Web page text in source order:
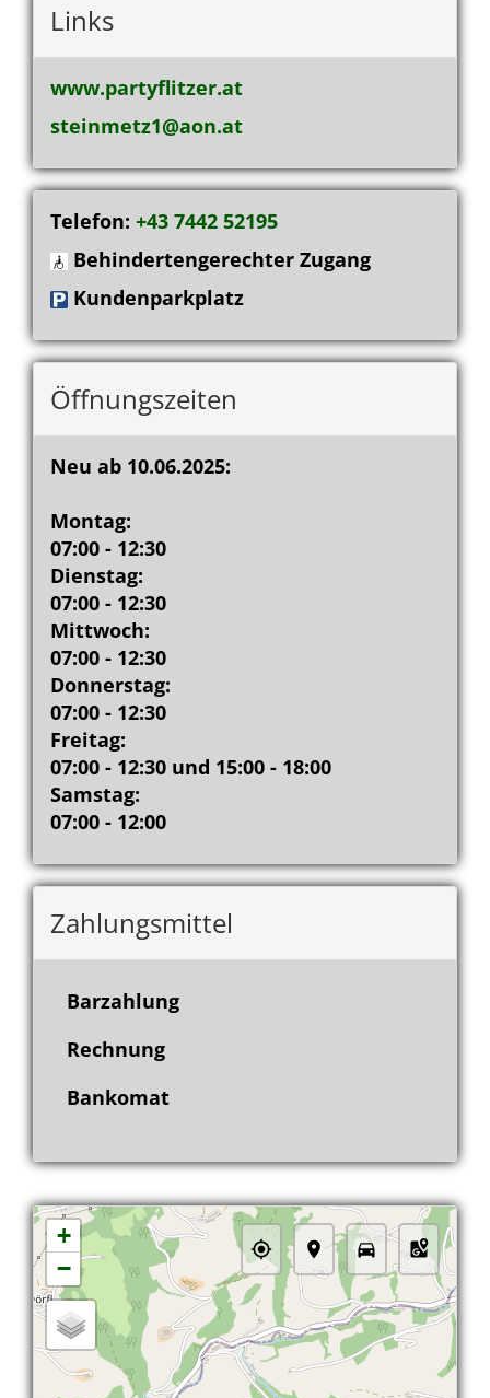
Links
www.partyflitzer.at
steinmetz1@aon.at
Telefon: +43 7442 52195
Behindertengerechter Zugang
Kundenparkplatz
Öffnungszeiten
Neu ab 10.06.2025:
Montag:
07:00 - 12:30
Dienstag:
07:00 - 12:30
Mittwoch:
07:00 - 12:30
Donnerstag:
07:00 - 12:30
Freitag:
07:00 - 12:30 und 15:00 - 18:00
Samstag:
07:00 - 12:00
Zahlungsmittel
Barzahlung
Rechnung
Bankomat
+
−